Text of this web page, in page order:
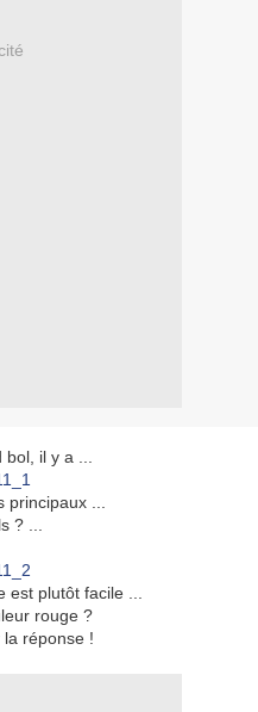
il y a ...
...
? ...
plutôt facile ...
rouge ?
réponse !